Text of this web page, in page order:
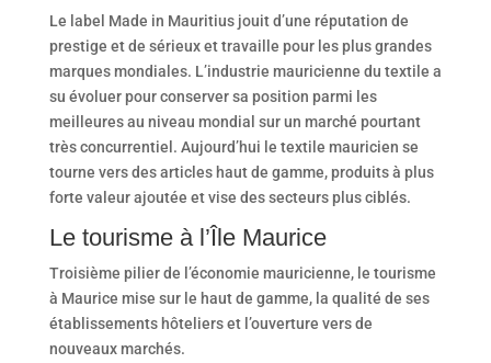
Le label Made in Mauritius jouit d’une réputation de
prestige et de sérieux et travaille pour les plus grandes
marques mondiales. L’industrie mauricienne du textile a
su évoluer pour conserver sa position parmi les
meilleures au niveau mondial sur un marché pourtant
très concurrentiel. Aujourd’hui le textile mauricien se
tourne vers des articles haut de gamme, produits à plus
forte valeur ajoutée et vise des secteurs plus ciblés.
Le tourismeà l’Île Maurice
Troisième pilier de l’économie mauricienne, le tourisme
à Maurice mise sur le haut de gamme, la qualité de ses
établissements hôteliers et l’ouverture vers de
nouveaux marchés.